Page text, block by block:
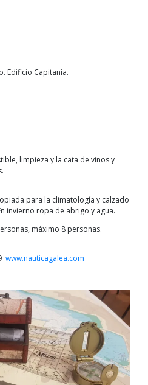
Edificio Capitanía.
limpieza y la cata de vinos y
para la climatología y calzado
invierno ropa de abrigo y agua.
máximo 8 personas.
www.nauticagalea.com